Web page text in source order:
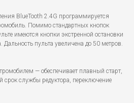
BlueTooth 2.4G программируется
Помимо стандартных кнопок
имеются кнопки экстренной остановки
пульта увеличена до 50 метров.
— обеспечивает плавный старт,
срок службы редуктора, переключение